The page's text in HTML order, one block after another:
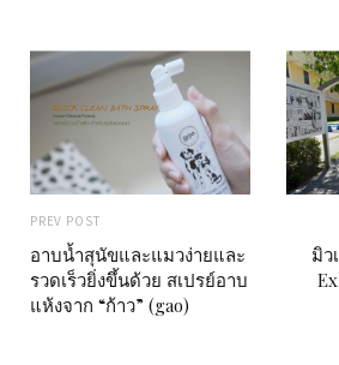
PREV POST
อาบน้ำสุนัขและแมวง่ายและ
รวดเร็วยิ่งขึ้นด้วย สเปรย์อาบ
แห้งจาก “ก้าว” (gao)
มิว